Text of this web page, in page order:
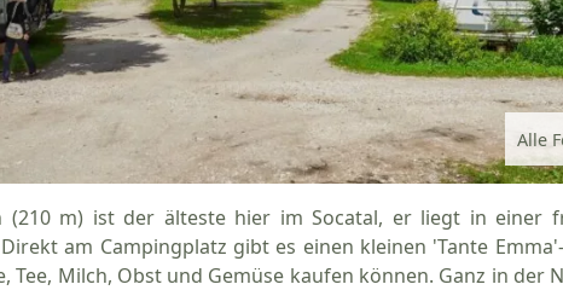
Alle
(210 m) ist der älteste hier im Socatal, er liegt in einer
am Campingplatz gibt es einen kleinen 'Tante
Tee, Milch, Obst und Gemüse kaufen können. Ganz in der